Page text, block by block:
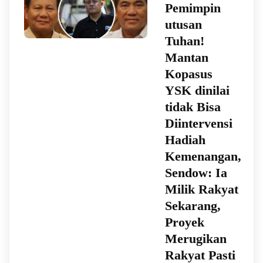
Pemimpin
utusan
Tuhan!
Mantan
Kopasus
YSK dinilai
tidak Bisa
Diintervensi
Hadiah
Kemenangan,
Sendow: Ia
Milik Rakyat
Sekarang,
Proyek
Merugikan
Rakyat Pasti